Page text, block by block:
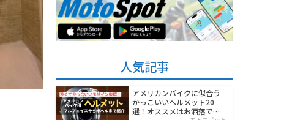
人気記事
アメリカンバイクに似合う
かっこいいヘルメット20
選！オススメはお洒落でワ